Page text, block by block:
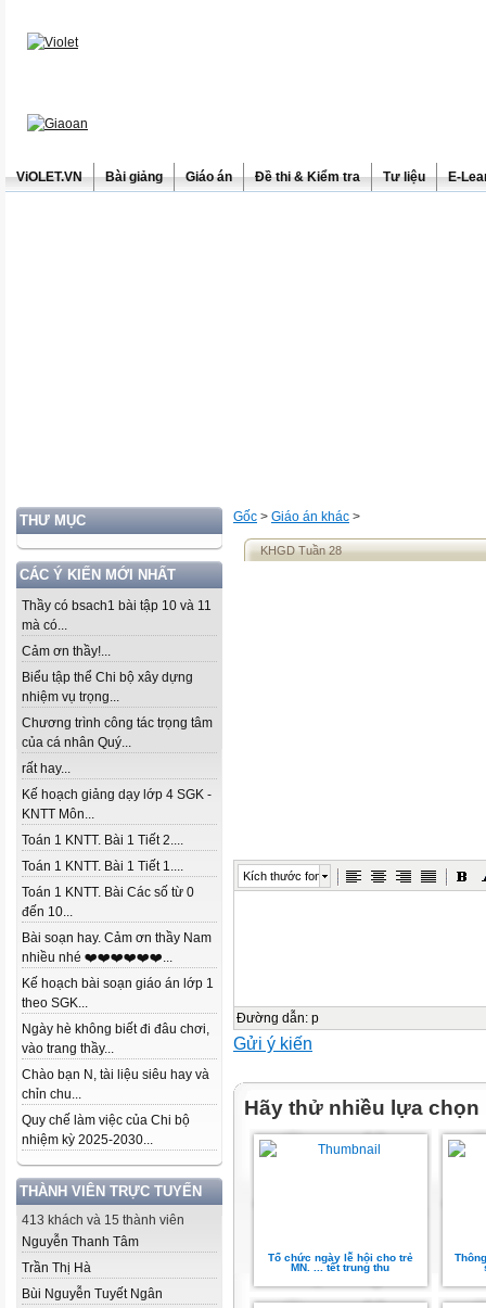
ViOLET.VN Bài giảng Giáo án Đề thi & Kiểm tra Tư liệu E-
THƯ MỤC
CÁC Ý KIẾN MỚI NHẤT
Thầy có bsach1 bài tập 10 và 11
mà có...
Cảm ơn thầy!...
Biểu tập thể Chi bộ xây dựng
nhiệm vụ trọng...
Chương trình công tác trọng tâm
của cá nhân Quý...
rất hay...
Kế hoạch giảng dạy lớp 4 SGK -
KNTT Môn...
Toán 1 KNTT. Bài 1 Tiết 2....
Toán 1 KNTT. Bài 1 Tiết 1....
Toán 1 KNTT. Bài Các số từ 0
đến 10...
Bài soạn hay. Cảm ơn thầy Nam
nhiều nhé ❤️❤️❤️❤️❤️❤️...
Kế hoạch bài soạn giáo án lớp 1
theo SGK...
Ngày hè không biết đi đâu chơi,
vào trang thầy...
Chào bạn N, tài liệu siêu hay và
chỉn chu...
Quy chế làm việc của Chi bộ
nhiệm kỳ 2025-2030...
THÀNH VIÊN TRỰC TUYẾN
413 khách và 15 thành viên
Nguyễn Thanh Tâm
Trần Thị Hà
Bùi Nguyễn Tuyết Ngân
Gốc > Giáo án khác >
KHGD Tuần 28
Kích thước font
Đường dẫn: p
Gửi ý kiến
Hãy thử nhiều lựa chọn
Tổ chức ngày lễ hội cho trẻ
MN. ... tết trung thu